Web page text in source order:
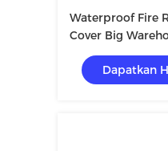
Waterproof Fire
Cover Big
Menyimpan
Dapatkan